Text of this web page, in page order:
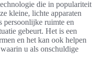
die in populariteit
kleine, lichte apparaten
persoonlijke ruimte en
gebeurt. Het is een
en het kan ook helpen
u als onschuldige